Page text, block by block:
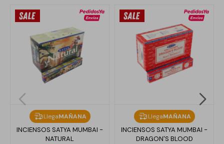
LlegaMAÑANA
INCIENSOS SATYA MUMBAI -
NATURAL
LlegaMAÑANA
INCIENSOS SATYA MUMBAI -
DRAGON'S BLOOD